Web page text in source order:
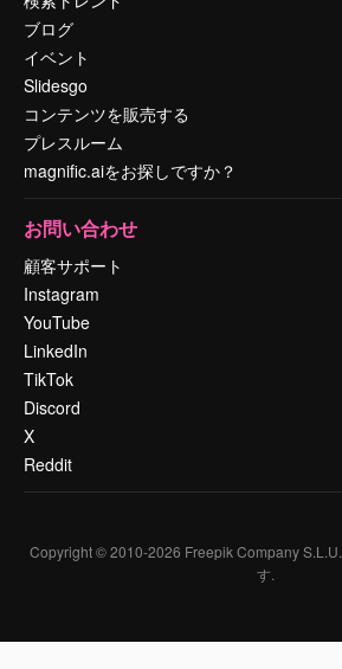
ブログ
イベント
Slidesgo
コンテンツを販売する
プレスルーム
magnific.aiをお探しですか？
お問い合わせ
顧客サポート
Instagram
YouTube
LinkedIn
TikTok
Discord
X
Reddit
Copyright © 2010-2026 Freepik Company S.L.U.
す.